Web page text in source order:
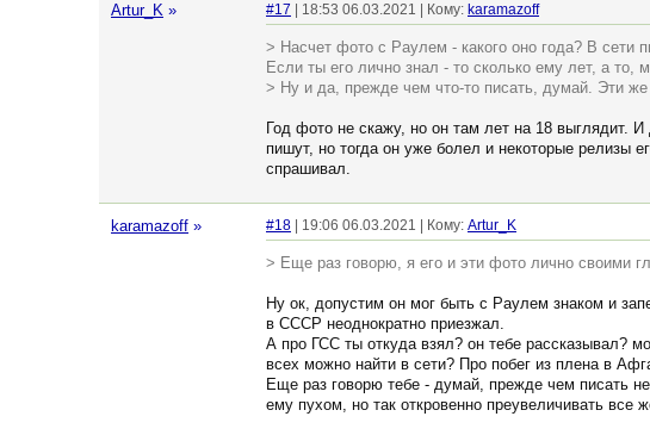
Artur_K » #17 | 18:53 06.03.2021 | Кому: karamazoff
> Насчет фото с Раулем - какого оно года? В сети
Если ты его лично знал - то сколько ему лет, а то,
> Ну и да, прежде чем что-то писать, думай. Эти же
Год фото не скажу, но он там лет на 18 выглядит.
пишут, но тогда он уже болел и некоторые релизы
спрашивал.
karamazoff » #18 | 19:06 06.03.2021 | Кому: Artur_K
> Еще раз говорю, я его и эти фото лично своими
Ну ок, допустим он мог быть с Раулем знаком и
в СССР неоднократно приезжал.
А про ГСС ты откуда взял? он тебе рассказывал?
всех можно найти в сети? Про побег из плена в
Еще раз говорю тебе - думай, прежде чем писать
ему пухом, но так откровенно преувеличивать все